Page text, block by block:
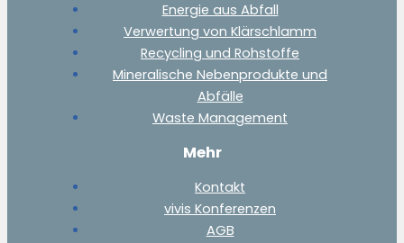
Energie aus Abfall
Verwertung von Klärschlamm
Recycling und Rohstoffe
Mineralische Nebenprodukte und
Abfälle
Waste Management
Mehr
Kontakt
vivis Konferenzen
AGB